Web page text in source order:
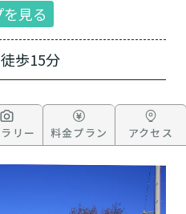
見る
歩15分
リー 料金プラン アクセス